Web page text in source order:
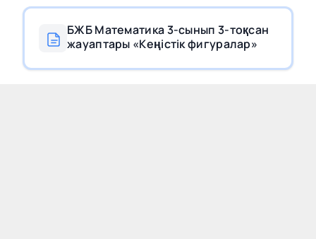
БЖБ Математика 3-сынып 3-тоқсан
жауаптары «Кеңістік фигуралар»